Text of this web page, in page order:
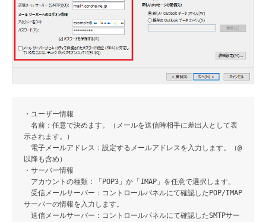
・ユーザー情報
名前：任意で決めます。（メールを送信時相手に差出人として表
示されます。）
電子メールアドレス：設定するメールアドレスを入力します。（@
以降も含め）
・サーバー情報
アカウントの種類：「POP3」か「IMAP」を任意で選択します。
受信メールサーバー：コントロールパネルにて確認したPOP/IMAP
サーバーの情報を入力します。
送信メールサーバー：コントロールパネルにて確認したSMTPサー